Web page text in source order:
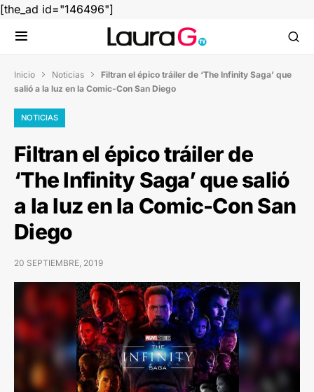
[the_ad id="146496"]
Inicio  Noticias  Filtran el épico tráiler de ‘The Infinity Saga’ que
salió a la luz en la Comic-Con San Diego
NOTICIAS
Filtran el épico tráiler de
‘The Infinity Saga’ que salió
a la luz en la Comic-Con San
Diego
20 SEPTIEMBRE, 2019